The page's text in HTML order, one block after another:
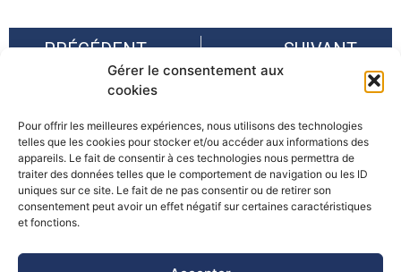
Gérer le consentement aux
cookies
Pour offrir les meilleures expériences, nous utilisons des technologies
telles que les cookies pour stocker et/ou accéder aux informations des
appareils. Le fait de consentir à ces technologies nous permettra de
traiter des données telles que le comportement de navigation ou les ID
uniques sur ce site. Le fait de ne pas consentir ou de retirer son
consentement peut avoir un effet négatif sur certaines caractéristiques
et fonctions.
PRÉCÉDENT
Interview de Benjamin Einhorn pour Neige & Avalanche (ANENA)
SUIVANT
©Pôle Alpin d’études et de recherche pour la prévention des